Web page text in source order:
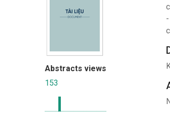
Abstracts views
153